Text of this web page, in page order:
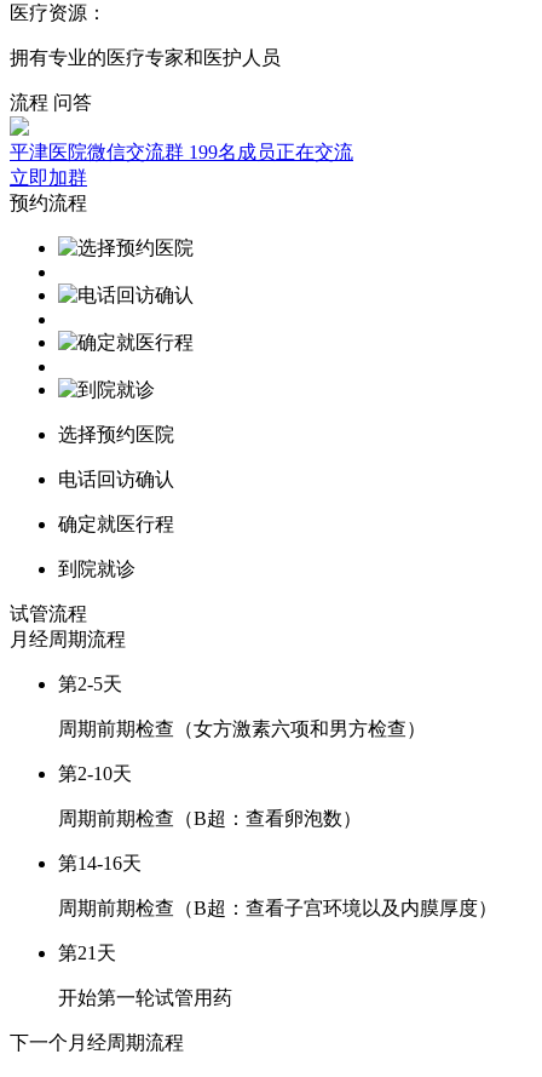
医疗资源：
拥有专业的医疗专家和医护人员
流程 问答
平津医院微信交流群 199名成员正在交流
立即加群
预约流程
选择预约医院
电话回访确认
确定就医行程
到院就诊
试管流程
月经周期流程
第2-5天
周期前期检查（女方激素六项和男方检查）
第2-10天
周期前期检查（B超：查看卵泡数）
第14-16天
周期前期检查（B超：查看子宫环境以及内膜厚度）
第21天
开始第一轮试管用药
下一个月经周期流程